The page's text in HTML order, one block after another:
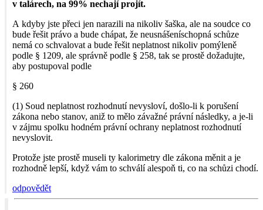
v talárech, na 99% nechají projít.
A kdyby jste přeci jen narazili na nikoliv šaška, ale na soudce co
bude řešit právo a bude chápat, že neusnášeníschopná schůze
nemá co schvalovat a bude řešit neplatnost nikoliv pomýleně
podle § 1209, ale správně podle § 258, tak se prostě dožadujte,
aby postupoval podle
§ 260
(1) Soud neplatnost rozhodnutí nevysloví, došlo-li k porušení
zákona nebo stanov, aniž to mělo závažné právní následky, a je-li
v zájmu spolku hodném právní ochrany neplatnost rozhodnutí
nevyslovit.
Protože jste prostě museli ty kalorimetry dle zákona měnit a je
rozhodně lepší, když vám to schválí alespoň ti, co na schůzi chodí.
odpovědět